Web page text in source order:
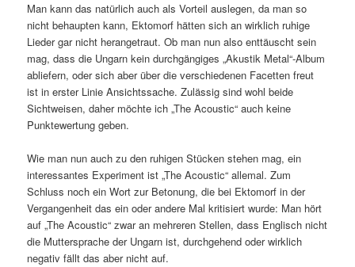
Man kann das natürlich auch als Vorteil auslegen, da man so
nicht behaupten kann, Ektomorf hätten sich an wirklich ruhige
Lieder gar nicht herangetraut. Ob man nun also enttäuscht sein
mag, dass die Ungarn kein durchgängiges „Akustik Metal“-Album
abliefern, oder sich aber über die verschiedenen Facetten freut
ist in erster Linie Ansichtssache. Zulässig sind wohl beide
Sichtweisen, daher möchte ich „The Acoustic“ auch keine
Punktewertung geben.
Wie man nun auch zu den ruhigen Stücken stehen mag, ein
interessantes Experiment ist „The Acoustic“ allemal. Zum
Schluss noch ein Wort zur Betonung, die bei Ektomorf in der
Vergangenheit das ein oder andere Mal kritisiert wurde: Man hört
auf „The Acoustic“ zwar an mehreren Stellen, dass Englisch nicht
die Muttersprache der Ungarn ist, durchgehend oder wirklich
negativ fällt das aber nicht auf.